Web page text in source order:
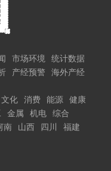
市场环境
统计数据
产经预警
海外产经
文化 消费 能源
健康
金属 机电
综合
南 山西 四川
福建